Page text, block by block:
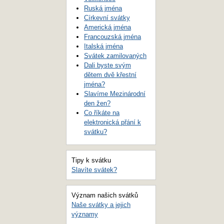
Ruská jména
Církevní svátky
Americká jména
Francouzská jména
Italská jména
Svátek zamilovaných
Dali byste svým
dětem dvě křestní
jména?
Slavíme Mezinárodní
den žen?
Co říkáte na
elektronická přání k
svátku?
Tipy k svátku
Slavíte svátek?
Význam našich svátků
Naše svátky a jejich
významy